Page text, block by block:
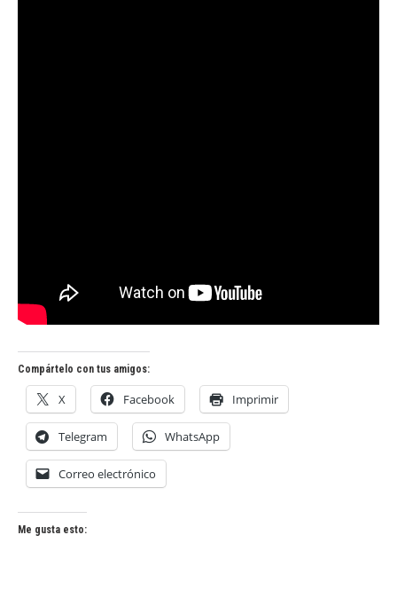
Compártelo con tus amigos:
X Facebook Imprimir
Telegram WhatsApp
Correo electrónico
Me gusta esto: